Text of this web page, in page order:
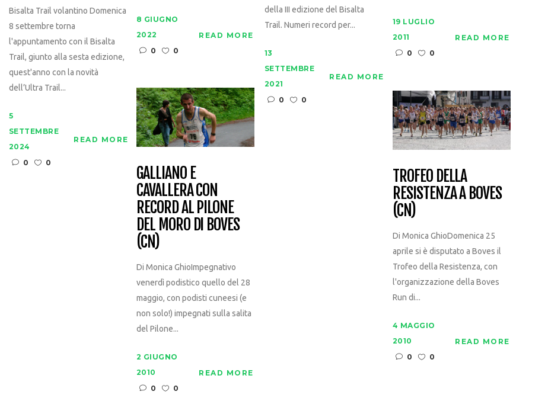
Bisalta Trail volantino Domenica
8 settembre torna
l'appuntamento con il Bisalta
Trail, giunto alla sesta edizione,
quest'anno con la novità
dell’Ultra Trail...
5
SETTEMBRE
2024
0
0
READ MORE
8 GIUGNO
2022
0
0
READ MORE
della III edizione del Bisalta
Trail. Numeri record per...
13
SETTEMBRE
2021
0
0
READ MORE
19 LUGLIO
2011
0
0
READ MORE
GALLIANO E
CAVALLERA CON
RECORD AL PILONE
DEL MORO DI BOVES
(CN)
Di Monica GhioImpegnativo
venerdì podistico quello del 28
maggio, con podisti cuneesi (e
non solo!) impegnati sulla salita
del Pilone...
2 GIUGNO
2010
0
0
READ MORE
TROFEO DELLA
RESISTENZA A BOVES
(CN)
Di Monica GhioDomenica 25
aprile si è disputato a Boves il
Trofeo della Resistenza, con
l'organizzazione della Boves
Run di...
4 MAGGIO
2010
0
0
READ MORE